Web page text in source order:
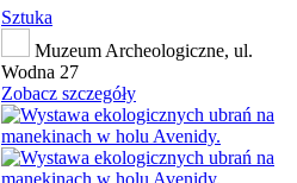
Sztuka
Muzeum Archeologiczne, ul.
Wodna 27
Zobacz szczegóły